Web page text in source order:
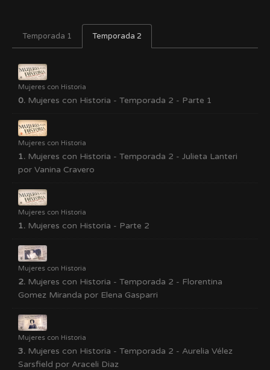
Temporada 1 Temporada 2
Mujeres con Historia
0. Mujeres con Historia - Temporada 2 - Parte 1
Mujeres con Historia
1. Mujeres con Historia - Temporada 2 - Julieta Lanteri
por Vanina Cravero
Mujeres con Historia
1. Mujeres con Historia - Parte 2
Mujeres con Historia
2. Mujeres con Historia - Temporada 2 - Florentina
Gomez Miranda por Elena Gasparri
Mujeres con Historia
3. Mujeres con Historia - Temporada 2 - Aurelia Vélez
Sarsfield por Araceli Diaz